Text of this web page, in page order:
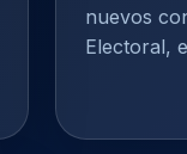
nuevos
Electoral,